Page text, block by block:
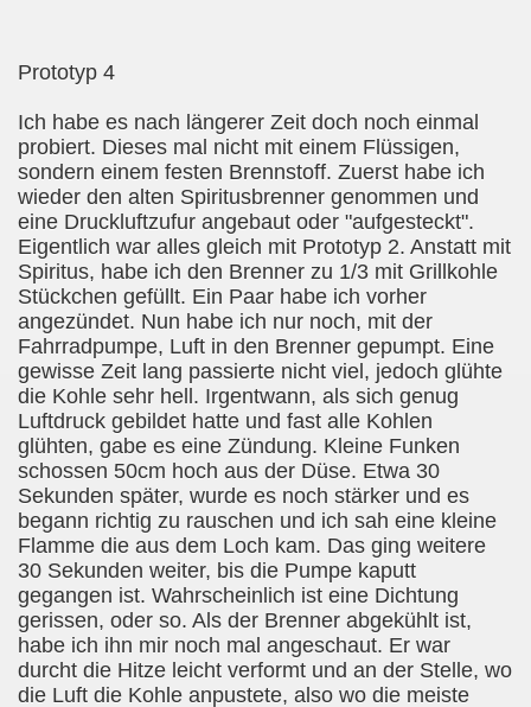
Prototyp 4
Ich habe es nach längerer Zeit doch noch einmal
probiert. Dieses mal nicht mit einem Flüssigen,
sondern einem festen Brennstoff. Zuerst habe ich
wieder den alten Spiritusbrenner genommen und
eine Druckluftzufur angebaut oder "aufgesteckt".
Eigentlich war alles gleich mit Prototyp 2. Anstatt mit
Spiritus, habe ich den Brenner zu 1/3 mit Grillkohle
Stückchen gefüllt. Ein Paar habe ich vorher
angezündet. Nun habe ich nur noch, mit der
Fahrradpumpe, Luft in den Brenner gepumpt. Eine
gewisse Zeit lang passierte nicht viel, jedoch glühte
die Kohle sehr hell. Irgentwann, als sich genug
Luftdruck gebildet hatte und fast alle Kohlen
glühten, gabe es eine Zündung. Kleine Funken
schossen 50cm hoch aus der Düse. Etwa 30
Sekunden später, wurde es noch stärker und es
begann richtig zu rauschen und ich sah eine kleine
Flamme die aus dem Loch kam. Das ging weitere
30 Sekunden weiter, bis die Pumpe kaputt
gegangen ist. Wahrscheinlich ist eine Dichtung
gerissen, oder so. Als der Brenner abgekühlt ist,
habe ich ihn mir noch mal angeschaut. Er war
durcht die Hitze leicht verformt und an der Stelle, wo
die Luft die Kohle anpustete, also wo die meiste